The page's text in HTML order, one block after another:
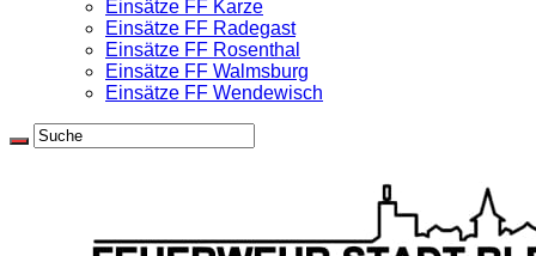
Einsätze FF Karze
Einsätze FF Radegast
Einsätze FF Rosenthal
Einsätze FF Walmsburg
Einsätze FF Wendewisch